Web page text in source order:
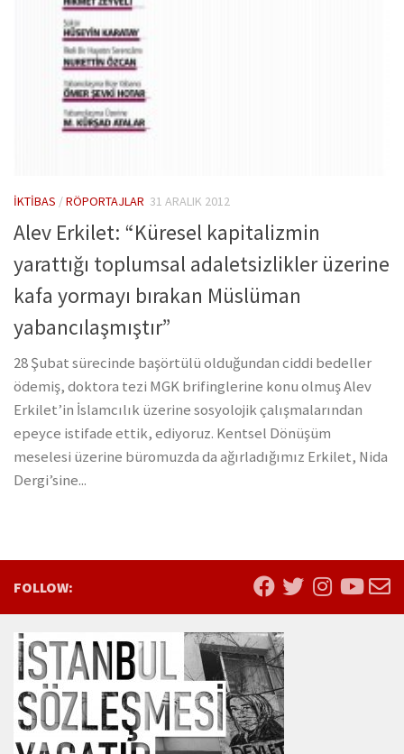
İKTIBAS /RÖPORTAJLAR 31 ARALIK 2012
Alev Erkilet: “Küresel kapitalizmin
yarattığı toplumsal adaletsizlikler üzerine
kafa yormayı bırakan Müslüman
yabancılaşmıştır”
28 Şubat sürecinde başörtülü olduğundan ciddi bedeller
ödemiş, doktora tezi MGK brifinglerine konu olmuş Alev
Erkilet’in İslamcılık üzerine sosyolojik çalışmalarından
epeyce istifade ettik, ediyoruz. Kentsel Dönüşüm
meselesi üzerine büromuzda da ağırladığımız Erkilet, Nida
Dergi’sine...
FOLLOW: